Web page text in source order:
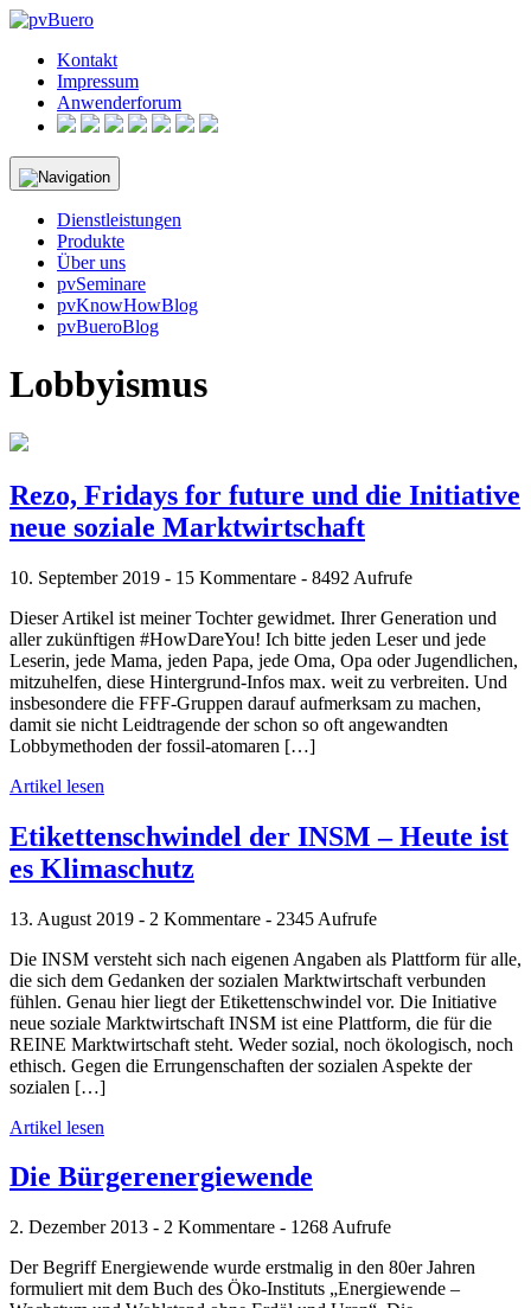
Skip
contentKontakt
Impressum
Anwenderforum
Dienstleistungen
Produkte
Über uns
pvSeminare
pvKnowHowBlog
pvBueroBlog
Lobbyismus
Rezo, Fridays for future und die Initiative
neue soziale Marktwirtschaft
10. September 2019 - 15 Kommentare - 8492 Aufrufe
Dieser Artikel ist meiner Tochter gewidmet. Ihrer Generation und
aller zukünftigen #HowDareYou! Ich bitte jeden Leser und jede
Leserin, jede Mama, jeden Papa, jede Oma, Opa oder Jugendlichen,
mitzuhelfen, diese Hintergrund-Infos max. weit zu verbreiten. Und
insbesondere die FFF-Gruppen darauf aufmerksam zu machen,
damit sie nicht Leidtragende der schon so oft angewandten
Lobbymethoden der fossil-atomaren […]
Artikel lesen
Etikettenschwindel der INSM – Heute ist
es Klimaschutz
13. August 2019 - 2 Kommentare - 2345 Aufrufe
Die INSM versteht sich nach eigenen Angaben als Plattform für alle,
die sich dem Gedanken der sozialen Marktwirtschaft verbunden
fühlen. Genau hier liegt der Etikettenschwindel vor. Die Initiative
neue soziale Marktwirtschaft INSM ist eine Plattform, die für die
REINE Marktwirtschaft steht. Weder sozial, noch ökologisch, noch
ethisch. Gegen die Errungenschaften der sozialen Aspekte der
sozialen […]
Artikel lesen
Die Bürgerenergiewende
2. Dezember 2013 - 2 Kommentare - 1268 Aufrufe
Der Begriff Energiewende wurde erstmalig in den 80er Jahren
formuliert mit dem Buch des Öko-Instituts „Energiewende –